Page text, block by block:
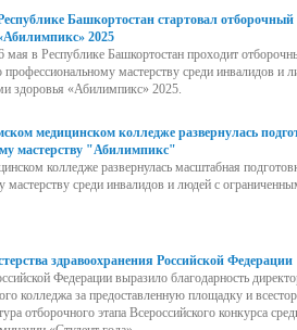
Башкортостан стартовал
2025
в Республике Башкортостан проходит
профессиональному мастерству среди инвалидов и
здоровья «Абилимпикс» 2025.
медицинском колледже развернулась
мастерству "Абилимпикс"
колледже развернулась масштабная
мастерству среди инвалидов и людей с
здравоохранения Российской Федерации
Федерации выразило благодарность
колледжа за предоставленную площадку и
отборочного этапа Всероссийского конкурса